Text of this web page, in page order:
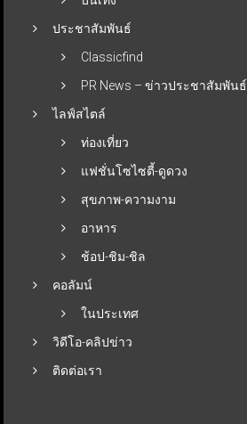
ประชาสัมพันธ์
Classicfind
PR News – ข่าวประชาสัมพันธ์
ไลฟ์สไตล์
ท่องเที่ยว
แฟชั่นโซไซตี้-ดูดวง
สุขภาพ-ความงาม
อาหาร
ช้อป-ชิม-ชิล
คอลัมน์
ในประเทศ
วิดีโอ-คลิปข่าว
ติดต่อเรา